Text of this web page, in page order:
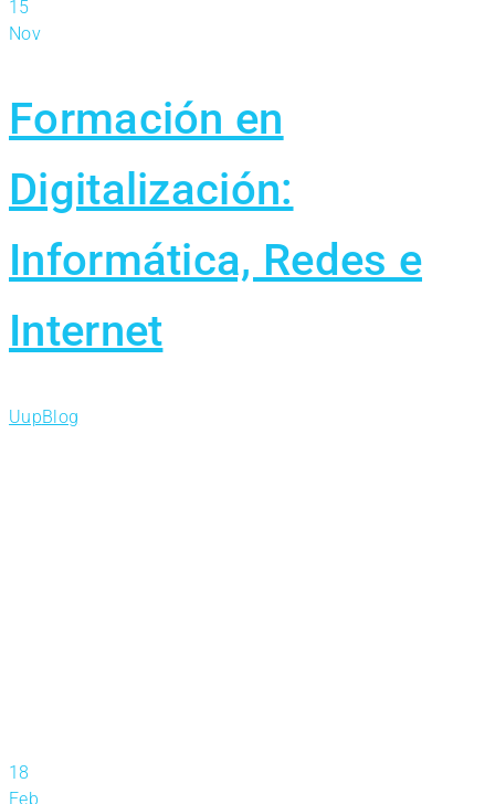
15
Nov
Formación en
Digitalización:
Informática, Redes e
Internet
UupBlog
18
Feb